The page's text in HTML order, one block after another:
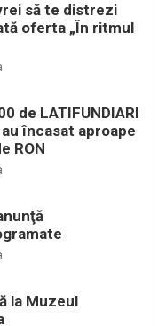
să te distrezi
oferta „În ritmul
de LATIFUNDIARI
încasat aproape
RON
la Muzeul